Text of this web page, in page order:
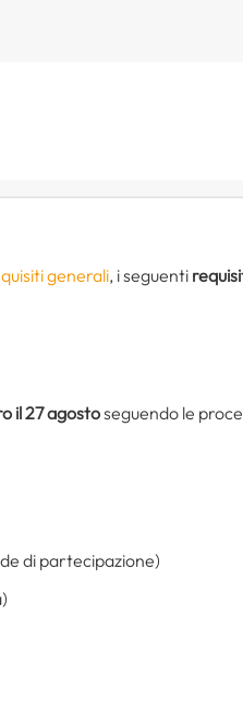
generali, i seguenti
il 27 agostoseguendo le
di partecipazione)